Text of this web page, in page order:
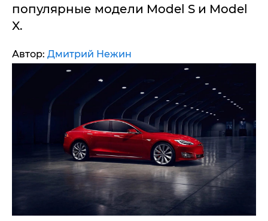
популярные модели Model S и Model
X.
Автор: Дмитрий Нежин